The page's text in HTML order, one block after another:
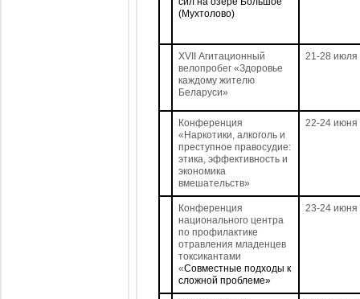
(Мухтолово)
XVII Агитационный
велопробег «Здоровье
каждому жителю
Беларуси»
21-28 июля
Конференция
«Наркотики, алкоголь и
преступное правосудие:
этика, эффективность и
экономика
вмешательств»
22-24 июня
Конференция
национального центра
по профилактике
отравления младенцев
токсикантами
«Совместные подходы к
сложной проблеме»
23-24 июня